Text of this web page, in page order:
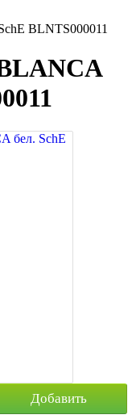
BLNTS000011
Добавить